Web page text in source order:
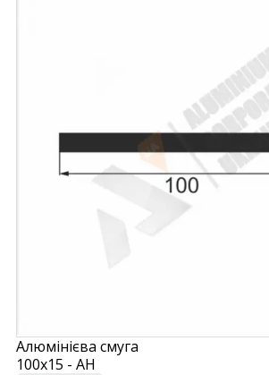
Алюмінієва смуга
100х15 - АН